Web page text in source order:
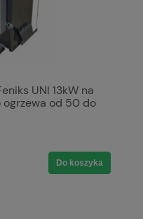
UNI 13kW na
od 50 do
Do koszyka